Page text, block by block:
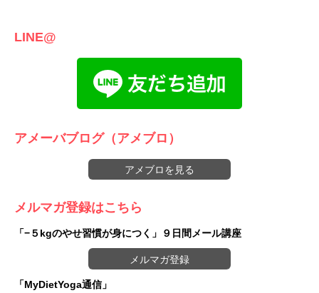
LINE@
アメーバブログ（アメブロ）
アメブロを見る
メルマガ登録はこちら
「−５kgのやせ習慣が身につく」９日間メール講座
メルマガ登録
「MyDietYoga通信」